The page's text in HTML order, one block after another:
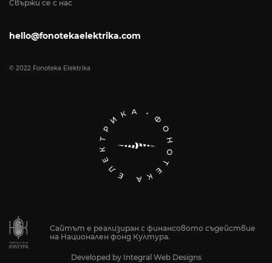
Свържи се с нас
hello@fonotekaelektrika.com
© 2022 Fonoteka Elektrika
Сайтът е реализиран с финансовото съдействие
на Национален фонд Култура.
Developed by Integral Web Designs